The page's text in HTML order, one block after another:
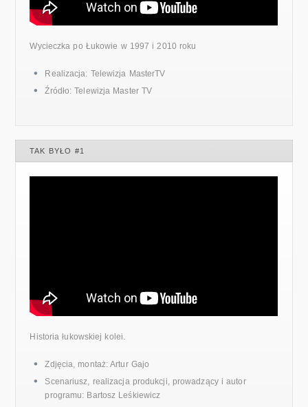
Wycieczka po Łukowie w 1997 i 2010 roku
Realizacja: Telewizja MasterTV
Źródło: Telewizja Master TV
TAK BYŁO #1
Historia łukowskiej kolei.
Zdjęcia, montaż: Artur Gajo
Scenariusz, realizacja produkcji, prowadzący i autor
programu: Bartosz Leśkiewicz